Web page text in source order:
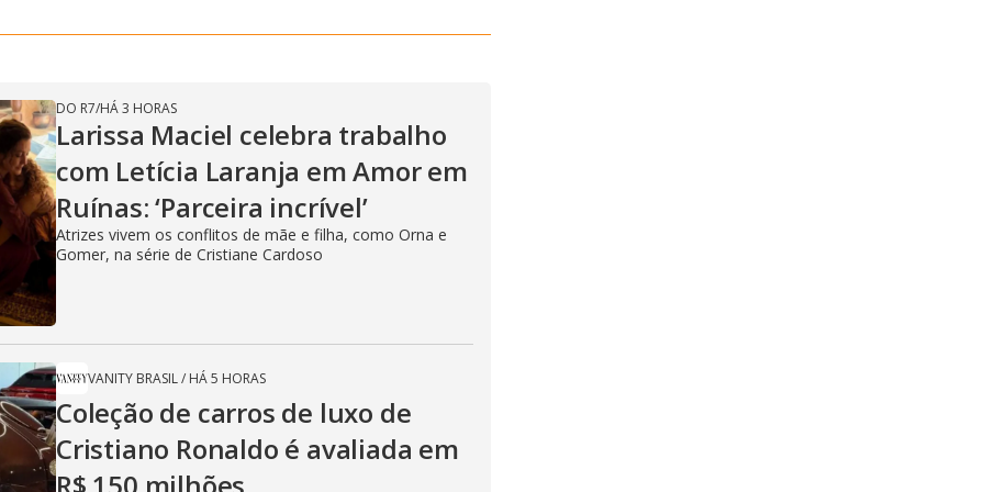
y
V
i
d
e
DO R7/HÁ 3 HORAS
Larissa Maciel celebra trabalho
com Letícia Laranja em Amor em
Ruínas: ‘Parceira incrível’
Atrizes vivem os conflitos de mãe e filha, como Orna e
Gomer, na série de Cristiane Cardoso
VANITY BRASIL/ HÁ 5 HORAS
Coleção de carros de luxo de
Cristiano Ronaldo é avaliada em